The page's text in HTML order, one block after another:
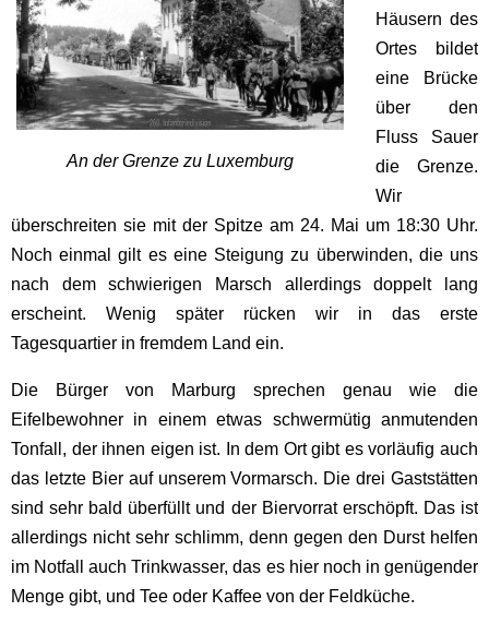
An der Grenze zu Luxemburg
Häusern des
Ortes bildet
eine Brücke
über den
Fluss Sauer
die Grenze.
Wir
überschreiten sie mit der Spitze am 24. Mai um 18:30 Uhr.
Noch einmal gilt es eine Steigung zu überwinden, die uns
nach dem schwierigen Marsch allerdings doppelt lang
erscheint. Wenig später rücken wir in das erste
Tagesquartier in fremdem Land ein.
Die Bürger von Marburg sprechen genau wie die
Eifelbewohner in einem etwas schwermütig anmutenden
Tonfall, der ihnen eigen ist. In dem Ort gibt es vorläufig auch
das letzte Bier auf unserem Vormarsch. Die drei Gaststätten
sind sehr bald überfüllt und der Biervorrat erschöpft. Das ist
allerdings nicht sehr schlimm, denn gegen den Durst helfen
im Notfall auch Trinkwasser, das es hier noch in genügender
Menge gibt, und Tee oder Kaffee von der Feldküche.